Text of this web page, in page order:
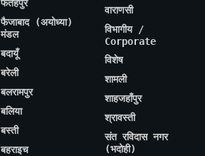
फतेहपुर
फैजाबाद (अयोध्या)
मंडल
बदायूँ
बरेली
बलरामपुर
बलिया
बस्ती
बहराइच
वाराणसी
विभागीय /
Corporate
विशेष
शामली
शाहजहाँपुर
श्रावस्ती
संत रविदास नगर
(भदोही)